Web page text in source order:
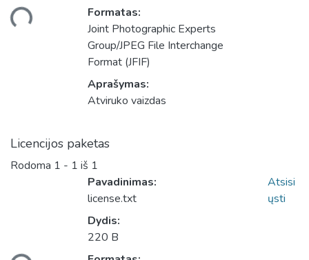
Formatas:
Joint Photographic Experts
Group/JPEG File Interchange
Format (JFIF)
Aprašymas:
Atviruko vaizdas
Licencijos paketas
Rodoma 1 - 1 iš 1
Pavadinimas:
license.txt
Dydis:
220 B
Atsisi
ųsti